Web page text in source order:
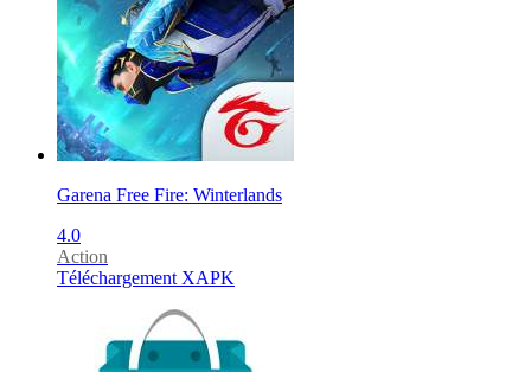
Garena Free Fire: Winterlands
4.0
Action
Téléchargement XAPK